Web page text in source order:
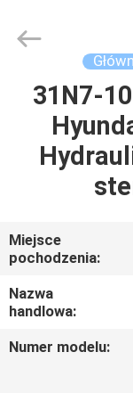
DOM
PRODUKTY
POKAZ
VR
O
Machinery
Reserved.31N7-
Miejsce
pochodzenia:
Nazwa
handlowa:
Numer modelu: